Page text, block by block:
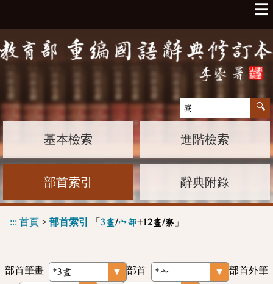
☰
基本檢索 進階檢索
部首索引 辭典附錄
::: 首頁 > 部首索引 「 3畫/宀部+12畫/寮 」
部首筆畫 部首
部首外筆